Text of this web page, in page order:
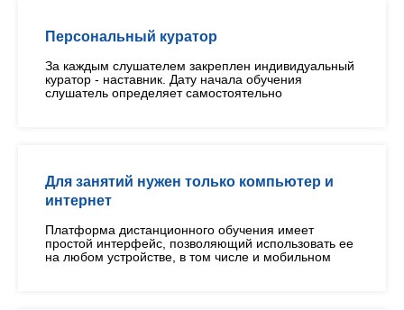
Персональный куратор
За каждым слушателем закреплен индивидуальный
куратор - наставник. Дату начала обучения
слушатель определяет самостоятельно
Для занятий нужен только компьютер и
интернет
Платформа дистанционного обучения имеет
простой интерфейс, позволяющий использовать ее
на любом устройстве, в том числе и мобильном